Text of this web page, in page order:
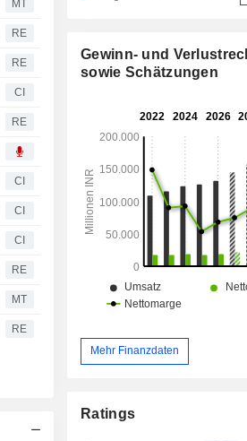
MT
RE
RE
CI
RE
CI
CI
CI
RE
MT
RE
Gewinn- und
sowie Schätzungen
Mehr Finanzdaten
Ratings